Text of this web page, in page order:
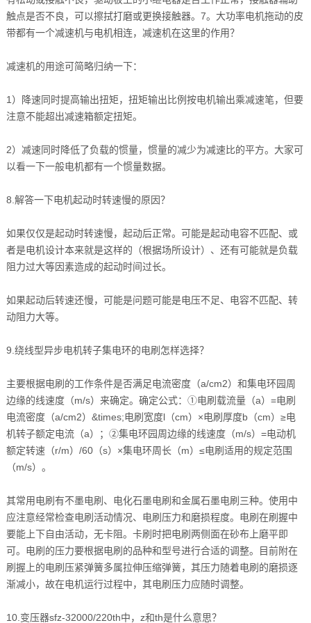
触点是否不良，可以擦拭打磨或更换接触器。7。大功率电机拖动的皮
带都有一个减速机与电机相连，减速机在这里的作用？
减速机的用途可简略归纳一下：
1）降速同时提高输出扭矩，扭矩输出比例按电机输出乘减速笔，但要
注意不能超出减速箱额定扭矩。
2）减速同时降低了负载的惯量，惯量的减少为减速比的平方。大家可
以看一下一般电机都有一个惯量数据。
8.解答一下电机起动时转速慢的原因？
如果仅仅是起动时转速慢，起动后正常。可能是起动电容不匹配、或
者是电机设计本来就是这样的（根据场所设计）、还有可能就是负载
阻力过大等因素造成的起动时间过长。
如果起动后转速还慢，可能是问题可能是电压不足、电容不匹配、转
动阻力大等。
9.绕线型异步电机转子集电环的电刷怎样选择？
主要根据电刷的工作条件是否满足电流密度（a/cm2）和集电环园周
边缘的线速度（m/s）来确定。确定公式：①电刷载流量（a）=电刷
电流密度（a/cm2）&times;电刷宽度l（cm）×电刷厚度b（cm）≥电
机转子额定电流（a）；②集电环园周边缘的线速度（m/s）=电动机
额定转速（r/m）/60（s）×集电环周长（m）≤电刷适用的规定范围
（m/s）。
其常用电刷有不墨电刷、电化石墨电刷和金属石墨电刷三种。使用中
应注意经常检查电刷活动情况、电刷压力和磨损程度。电刷在刷握中
要能上下自由活动，无卡阻。卡刷时把电刷两侧面在砂布上磨平即
可。电刷的压力要根据电刷的品种和型号进行合适的调整。目前附在
刷握上的电刷压紧弹簧多属拉伸压缩弹簧，其压力随着电刷的磨损逐
渐减小，故在电机运行过程中，其电刷压力应随时调整。
10.变压器sfz-32000/220th中，z和th是什么意思？